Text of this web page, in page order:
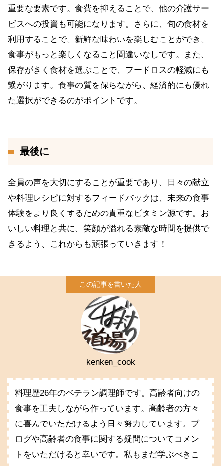
重要な要素です。食費を抑えることで、他の介護サー
ビスへの投資も可能になります。さらに、旬の食材を
利用することで、新鮮な味わいを楽しむことができ、
食事がもっと楽しくなること間違いなしです。また、
保存がきく食材を選ぶことで、フードロスの軽減にも
繋がります。食事の質を保ちながら、経済的にも優れ
た選択ができるのがポイントです。
最後に
全員の声を大切にすることが重要であり、日々の献立
や料理レシピに対するフィードバックは、未来の食事
体験をより良くするための貴重なビタミン源です。お
いしい料理と共に、笑顔が溢れる素敵な時間を提供で
きるよう、これからも頑張っていきます！
kenken_cook
料理歴26年のベテラン調理師です。高齢者向けの
食事を工夫しながら作っています。高齢者の方々
に喜んでいただけるよう日々努力しています。ブ
ログや高齢者の食事に関する疑問についてコメン
トをいただけると幸いです。私もまだ学ぶべきこ